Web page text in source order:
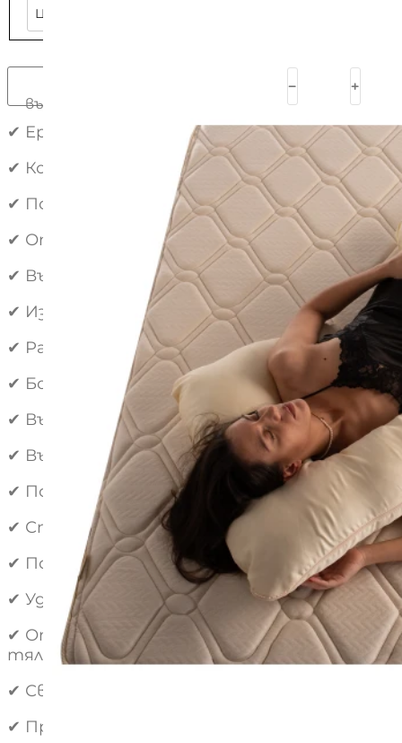
Цвят крем (екрю)
възглавница за бременни EKOTEX,
с памучен сатен
﹣ ﹢
✔ Ергономична C-образна форма за
✔ Компактен дизайн, който заема по-малко
✔ Позволява по-лесно обръщане по време на
✔ Отличен избор за двойни легла и
✔ Външен калъф от 100% памучен сатен –
✔ Избор между два елегантни цвята – бял и
✔ Размер – приблизително 140 × 80 см.
✔ Богат пълнеж от силиконизирани
✔ Вътрешен калъф от 100% памучен
✔ Възможност за добавяне или изваждане
✔ Поддържа главата, врата, гърба,
✔ Спомага за намаляване на напрежението
✔ Подходяща за бременност, кърмене,
✔ Удобна за използване на диван, кресло,
✔ Отличен избор за хора с болки в гърба,
тяло.
✔ Свалящ се външен калъф с цип за лесно
✔ Произведена в България.